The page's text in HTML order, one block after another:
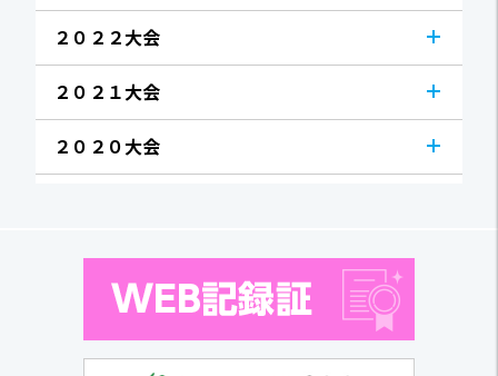
２０２２大会
２０２１大会
２０２０大会